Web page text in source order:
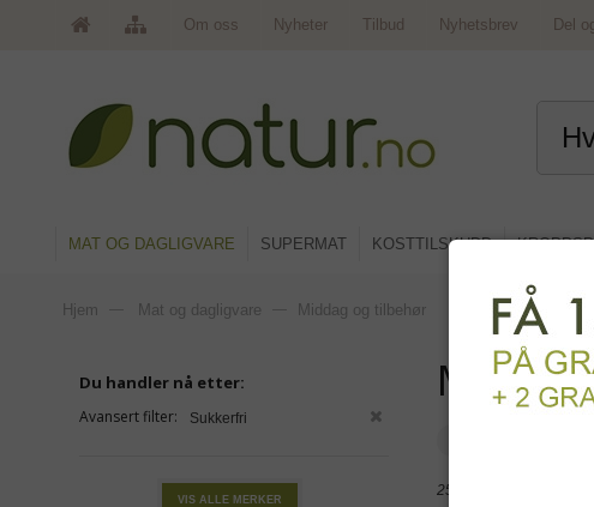
Om oss Nyheter Tilbud Nyhetsbrev Del
MAT OG DAGLIGVARE SUPERMAT KOSTTILSKUDD
Hjem Mat og dagligvare Middag og tilbehør
25 produkter
Du handler nå etter:
Avansert filter: Sukkerfri
VIS ALLE MERKER